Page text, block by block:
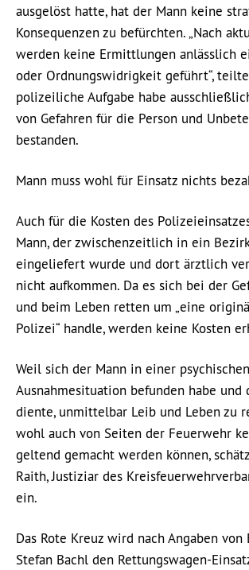
ausgelöst hatte, hat der Mann keine
Konsequenzen zu befürchten. „Nach
werden keine Ermittlungen anlässlich
oder Ordnungswidrigkeit geführt“,
polizeiliche Aufgabe habe
von Gefahren für die Person und
bestanden.
Mann muss wohl für Einsatz nichts
Auch für die Kosten des
Mann, der zwischenzeitlich in ein
eingeliefert wurde und dort ärztlich
nicht aufkommen. Da es sich bei der
und beim Leben retten um „eine
Polizei“ handle, werden keine Kosten
Weil sich der Mann in einer psychischen
Ausnahmesituation befunden habe und
diente, unmittelbar Leib und Leben zu
wohl auch von Seiten der Feuerwehr
geltend gemacht werden können,
Raith, Justiziar des
ein.
Das Rote Kreuz wird nach Angaben
Stefan Bachl den Rettungswagen-